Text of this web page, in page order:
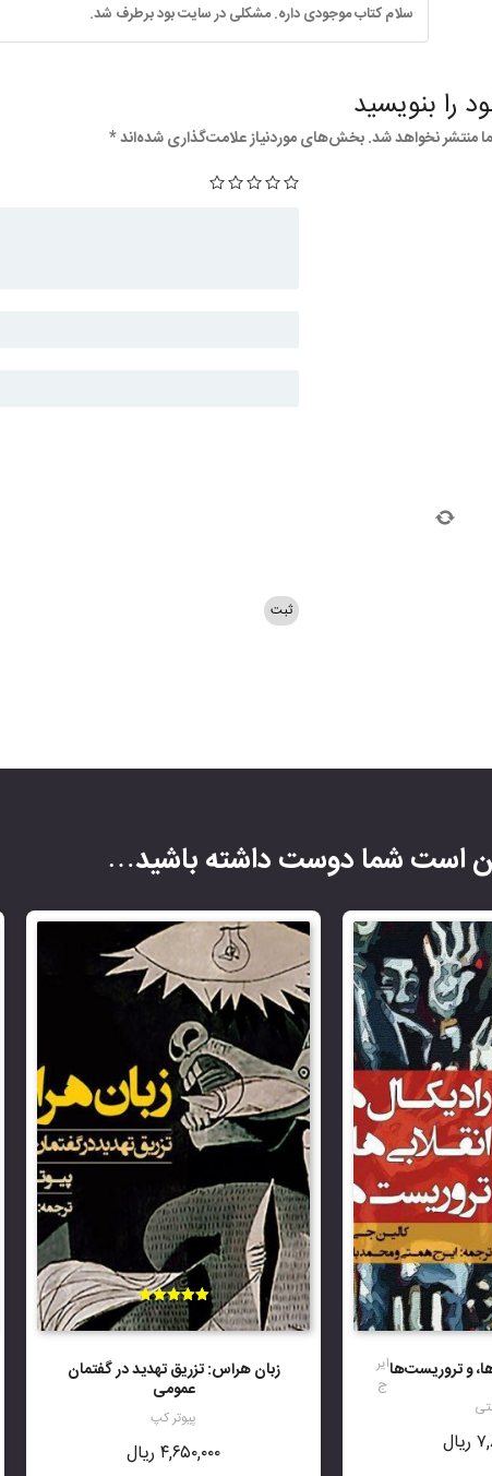
سلام کتاب موجودی داره. مشکلی در سایت بود برطرف شد.
را بنویسید
منتشر نخواهد شد.بخش‌های موردنیاز علامت‌گذاری شده‌اند*
است شما دوست داشته باشید…
و تروریست‌هاایر
ج
ریال
زبان هراس: تزریق تهدید در گفتمان
عمومی
پیوتر کپ
امتیاز
5.00
از 5
۴,۶۵۰,۰۰۰ ریال